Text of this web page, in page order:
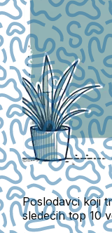
Poslodavci koji
sledećih top 10